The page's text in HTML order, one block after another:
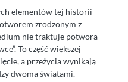
elementów tej historii
zrodzonym z
nie traktuje potwora
To część większej
a przeżycia wynikają
dwoma światami.